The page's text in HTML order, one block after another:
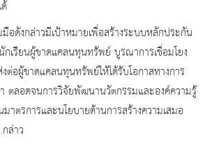
อดังกล่าวมีเป้าหมายเพื่อสร้างระบบหลักประกัน
กเรียนผู้ขาดแคลนทุนทรัพย์ บูรณาการเชื่อมโยง
ต่อผู้ขาดแคลนทุนทรัพย์ให้ได้รับโอกาสทางการ
ตลอดจนการวิจัยพัฒนานวัตกรรมและองค์ความรู้
าตรการและนโยบายด้านการสร้างความเสมอ
ล่าว